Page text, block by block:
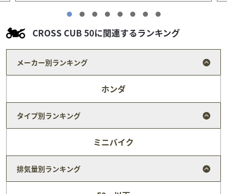
カワサキ
CROSS CUB 50に関連するランキング
メーカー別ランキング
ホンダ
タイプ別ランキング
ミニバイク
排気量別ランキング